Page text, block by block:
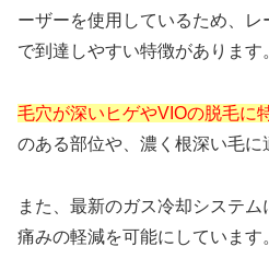
ーザーを使用しているため、レ
で到達しやすい特徴があります
毛穴が深いヒゲやVIOの脱毛に
のある部位や、 濃く根深い毛に
また、最新のガス冷却システ
痛みの軽減を可能にしています